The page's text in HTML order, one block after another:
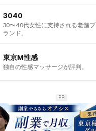
3040
30〜40代女性に支持される老舗ブ
ランド。
東京M性感
独自の性感マッサージが評判。
PR